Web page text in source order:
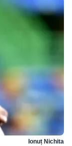
Ionuț Nichita